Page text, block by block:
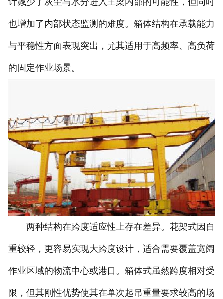
计减少了灰尘与水分进入主梁内部的可能性，但同时
也增加了内部状态监测的难度。箱体结构在承载能力
与平稳性方面表现突出，尤其适用于高频率、高负荷
的固定作业场景。
两种结构在跨度适应性上存在差异。花架式因自
重较轻，更容易实现大跨度设计，适合需要覆盖宽阔
作业区域的物流中心或港口。箱体式虽然跨度相对受
限，但其刚性优势使其在单次起吊重量要求较高的场